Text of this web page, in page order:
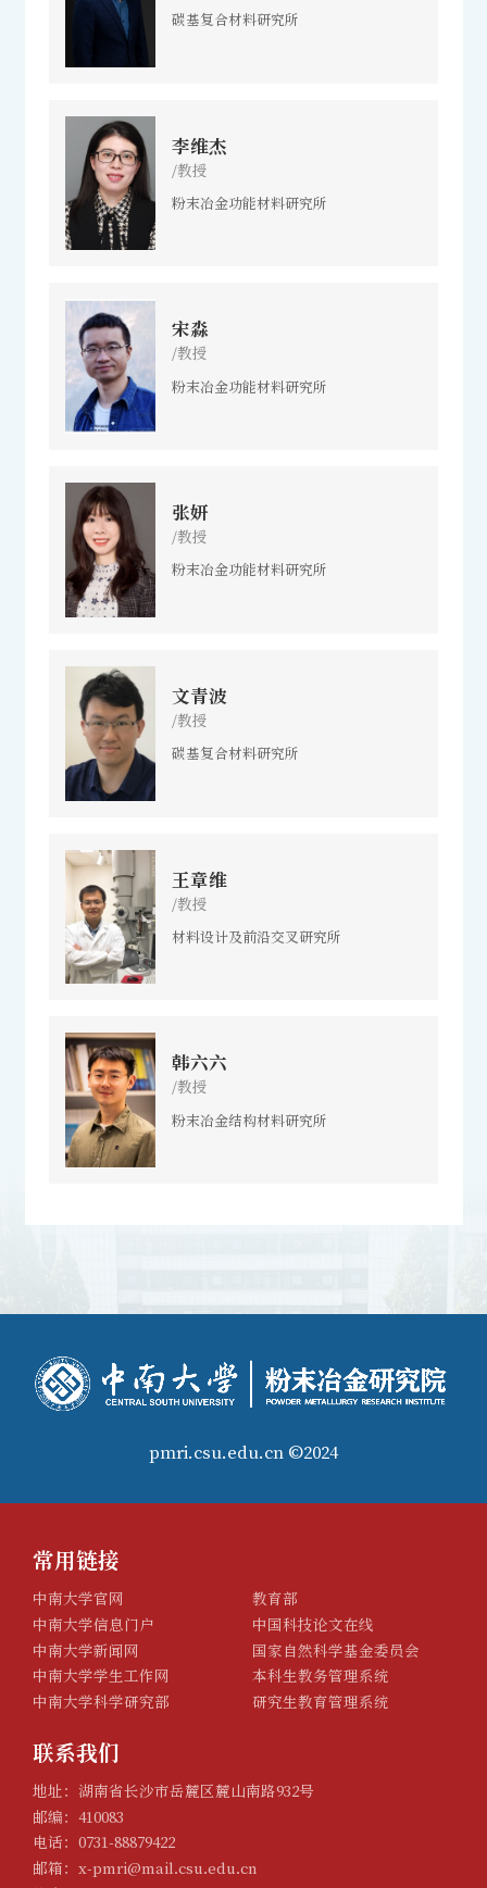
碳基复合材料研究所
李维杰
/教授
粉末冶金功能材料研究所
宋淼
/教授
粉末冶金功能材料研究所
张妍
/教授
粉末冶金功能材料研究所
文青波
/教授
碳基复合材料研究所
王章维
/教授
材料设计及前沿交叉研究所
韩六六
/教授
粉末冶金结构材料研究所
pmri.csu.edu.cn ©2024
常用链接
中南大学官网
中南大学信息门户
中南大学新闻网
中南大学学生工作网
中南大学科学研究部
教育部
中国科技论文在线
国家自然科学基金委员会
本科生教务管理系统
研究生教育管理系统
联系我们
地址：湖南省长沙市岳麓区麓山南路932号
邮编：410083
电话：0731-88879422
邮箱：x-pmri@mail.csu.edu.cn